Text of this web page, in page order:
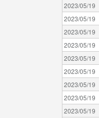
2023/05/19
2023/05/19
2023/05/19
2023/05/19
2023/05/19
2023/05/19
2023/05/19
2023/05/19
2023/05/19